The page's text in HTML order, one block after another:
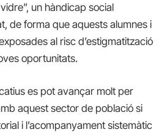
un hàndicap social
de forma que aquests alumnes i
al risc d’estigmatització
oportunitats.
es pot avançar molt per
aquest sector de població si
i l’acompanyament sistemàtic